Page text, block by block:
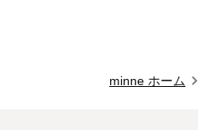
minne ホーム